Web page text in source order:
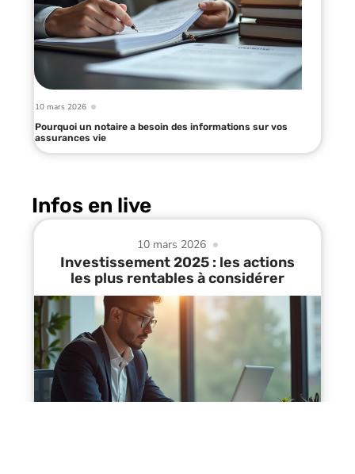
10 mars 2026
Pourquoi un notaire a besoin des informations sur vos
assurances vie
Infos en live
10 mars 2026
Investissement 2025 : les actions
les plus rentables à considérer